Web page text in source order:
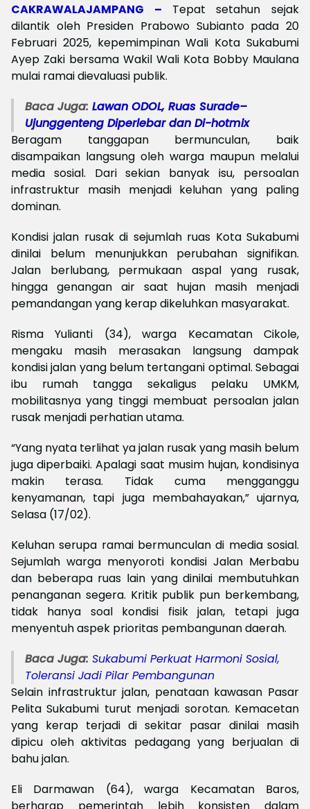
CAKRAWALAJAMPANG – Tepat setahun sejak
dilantik oleh Presiden Prabowo Subianto pada 20
Februari 2025, kepemimpinan Wali Kota Sukabumi
Ayep Zaki bersama Wakil Wali Kota Bobby Maulana
mulai ramai dievaluasi publik.
Baca Juga: Lawan ODOL, Ruas Surade–
Ujunggenteng Diperlebar dan Di-hotmix
Beragam tanggapan bermunculan, baik
disampaikan langsung oleh warga maupun melalui
media sosial. Dari sekian banyak isu, persoalan
infrastruktur masih menjadi keluhan yang paling
dominan.
Kondisi jalan rusak di sejumlah ruas Kota Sukabumi
dinilai belum menunjukkan perubahan signifikan.
Jalan berlubang, permukaan aspal yang rusak,
hingga genangan air saat hujan masih menjadi
pemandangan yang kerap dikeluhkan masyarakat.
Risma Yulianti (34), warga Kecamatan Cikole,
mengaku masih merasakan langsung dampak
kondisi jalan yang belum tertangani optimal. Sebagai
ibu rumah tangga sekaligus pelaku UMKM,
mobilitasnya yang tinggi membuat persoalan jalan
rusak menjadi perhatian utama.
“Yang nyata terlihat ya jalan rusak yang masih belum
juga diperbaiki. Apalagi saat musim hujan, kondisinya
makin terasa. Tidak cuma mengganggu
kenyamanan, tapi juga membahayakan,” ujarnya,
Selasa (17/02).
Keluhan serupa ramai bermunculan di media sosial.
Sejumlah warga menyoroti kondisi Jalan Merbabu
dan beberapa ruas lain yang dinilai membutuhkan
penanganan segera. Kritik publik pun berkembang,
tidak hanya soal kondisi fisik jalan, tetapi juga
menyentuh aspek prioritas pembangunan daerah.
Baca Juga: Sukabumi Perkuat Harmoni Sosial,
Toleransi Jadi Pilar Pembangunan
Selain infrastruktur jalan, penataan kawasan Pasar
Pelita Sukabumi turut menjadi sorotan. Kemacetan
yang kerap terjadi di sekitar pasar dinilai masih
dipicu oleh aktivitas pedagang yang berjualan di
bahu jalan.
Eli Darmawan (64), warga Kecamatan Baros,